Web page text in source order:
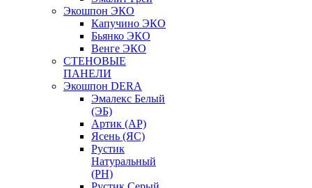
Экошпон ЭКО
Капучино ЭКО
Бьянко ЭКО
Венге ЭКО
СТЕНОВЫЕ
ПАНЕЛИ
Экошпон DERA
Эмалекс Белый
(ЭБ)
Артик (АР)
Ясень (ЯС)
Рустик
Натуральный
(РН)